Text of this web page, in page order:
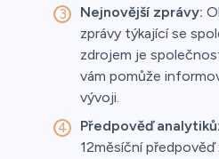
Nejnovější zprávy:
zprávy týkající se
zdrojem je
vám pomůže
vývoji.
Předpověď analytiků:
12měsíční